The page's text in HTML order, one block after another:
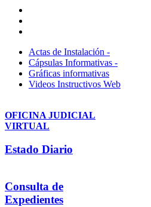
Actas de Instalación -
Cápsulas Informativas -
Gráficas informativas
Videos Instructivos Web
OFICINA JUDICIAL
VIRTUAL
Estado Diario
Consulta de
Expedientes